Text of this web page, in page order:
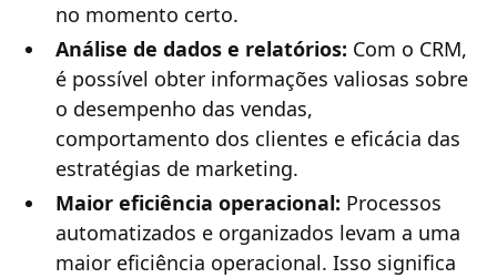
no momento certo.
Análise de dados e relatórios: Com o CRM,
é possível obter informações valiosas sobre
o desempenho das vendas,
comportamento dos clientes e eficácia das
estratégias de marketing.
Maior eficiência operacional: Processos
automatizados e organizados levam a uma
maior eficiência operacional. Isso significa